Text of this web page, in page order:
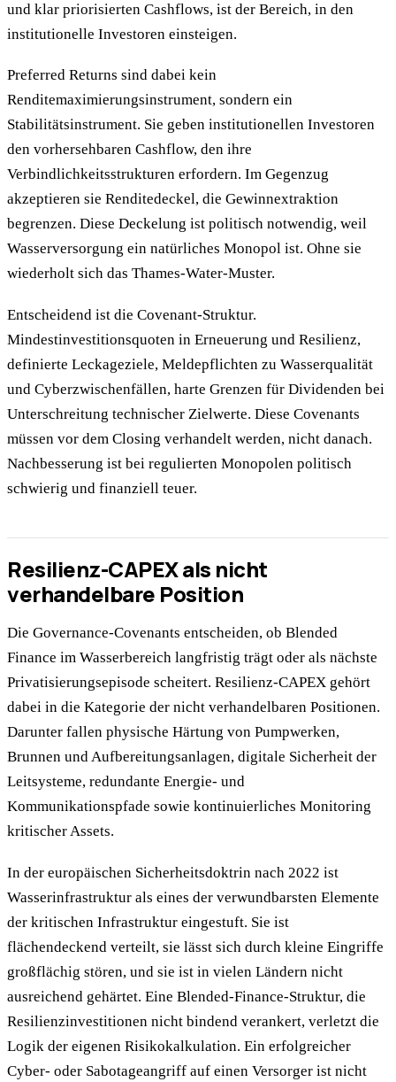
und klar priorisierten Cashflows, ist der Bereich, in den
institutionelle Investoren einsteigen.
Preferred Returns sind dabei kein
Renditemaximierungsinstrument, sondern ein
Stabilitätsinstrument. Sie geben institutionellen Investoren
den vorhersehbaren Cashflow, den ihre
Verbindlichkeitsstrukturen erfordern. Im Gegenzug
akzeptieren sie Renditedeckel, die Gewinnextraktion
begrenzen. Diese Deckelung ist politisch notwendig, weil
Wasserversorgung ein natürliches Monopol ist. Ohne sie
wiederholt sich das Thames-Water-Muster.
Entscheidend ist die Covenant-Struktur.
Mindestinvestitionsquoten in Erneuerung und Resilienz,
definierte Leckageziele, Meldepflichten zu Wasserqualität
und Cyberzwischenfällen, harte Grenzen für Dividenden bei
Unterschreitung technischer Zielwerte. Diese Covenants
müssen vor dem Closing verhandelt werden, nicht danach.
Nachbesserung ist bei regulierten Monopolen politisch
schwierig und finanziell teuer.
Resilienz-CAPEX als nicht
verhandelbare Position
Die Governance-Covenants entscheiden, ob Blended
Finance im Wasserbereich langfristig trägt oder als nächste
Privatisierungsepisode scheitert. Resilienz-CAPEX gehört
dabei in die Kategorie der nicht verhandelbaren Positionen.
Darunter fallen physische Härtung von Pumpwerken,
Brunnen und Aufbereitungsanlagen, digitale Sicherheit der
Leitsysteme, redundante Energie- und
Kommunikationspfade sowie kontinuierliches Monitoring
kritischer Assets.
In der europäischen Sicherheitsdoktrin nach 2022 ist
Wasserinfrastruktur als eines der verwundbarsten Elemente
der kritischen Infrastruktur eingestuft. Sie ist
flächendeckend verteilt, sie lässt sich durch kleine Eingriffe
großflächig stören, und sie ist in vielen Ländern nicht
ausreichend gehärtet. Eine Blended-Finance-Struktur, die
Resilienzinvestitionen nicht bindend verankert, verletzt die
Logik der eigenen Risikokalkulation. Ein erfolgreicher
Cyber- oder Sabotageangriff auf einen Versorger ist nicht